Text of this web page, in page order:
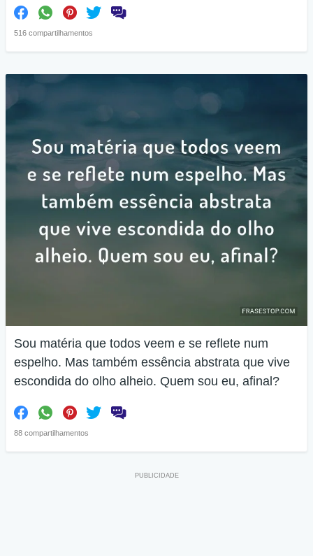
516 compartilhamentos
Sou matéria que todos veem e se reflete num
espelho. Mas também essência abstrata que vive
escondida do olho alheio. Quem sou eu, afinal?
88 compartilhamentos